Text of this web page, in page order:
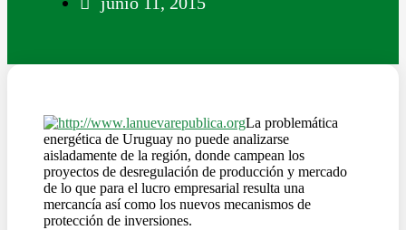
La problemática
energética de Uruguay no puede analizarse
aisladamente de la región, donde campean los
proyectos de desregulación de producción y mercado
de lo que para el lucro empresarial resulta una
mercancía así como los nuevos mecanismos de
protección de inversiones.